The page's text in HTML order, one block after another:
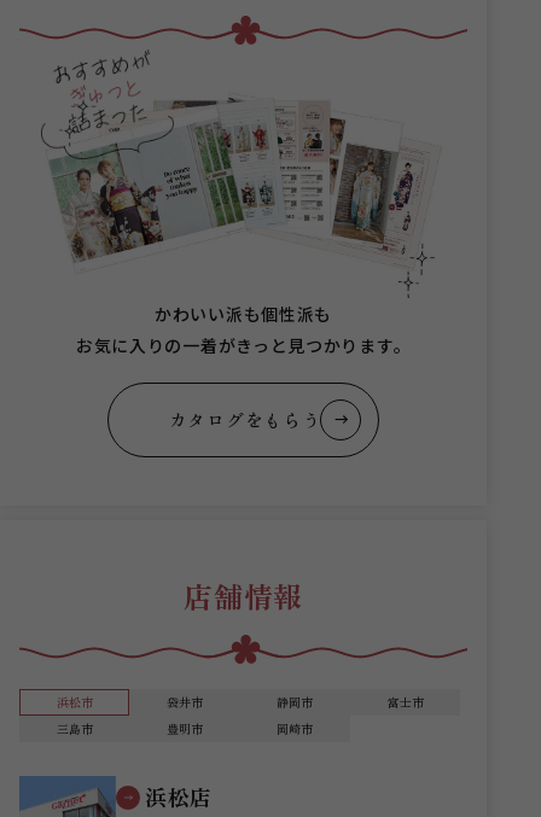
かわいい派も個性派も
お気に入りの一着がきっと見つかります。
カタログをもらう
店舗情報
浜松市 袋井市 静岡市
富士市
三島市
豊明市 岡崎市
浜松店